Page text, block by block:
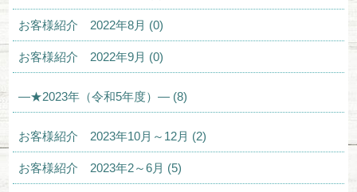
お客様紹介 2022年8月 (0)
お客様紹介 2022年9月 (0)
—★2023年（令和5年度）— (8)
お客様紹介 2023年10月～12月 (2)
お客様紹介 2023年2～6月 (5)